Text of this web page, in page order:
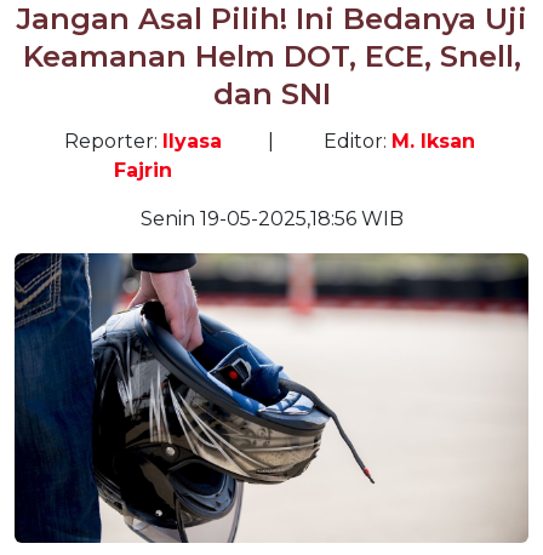
Jangan Asal Pilih! Ini Bedanya Uji
Keamanan Helm DOT, ECE, Snell,
dan SNI
Reporter: Ilyasa
Fajrin
Editor: M. Iksan
Senin 19-05-2025,18:56 WIB